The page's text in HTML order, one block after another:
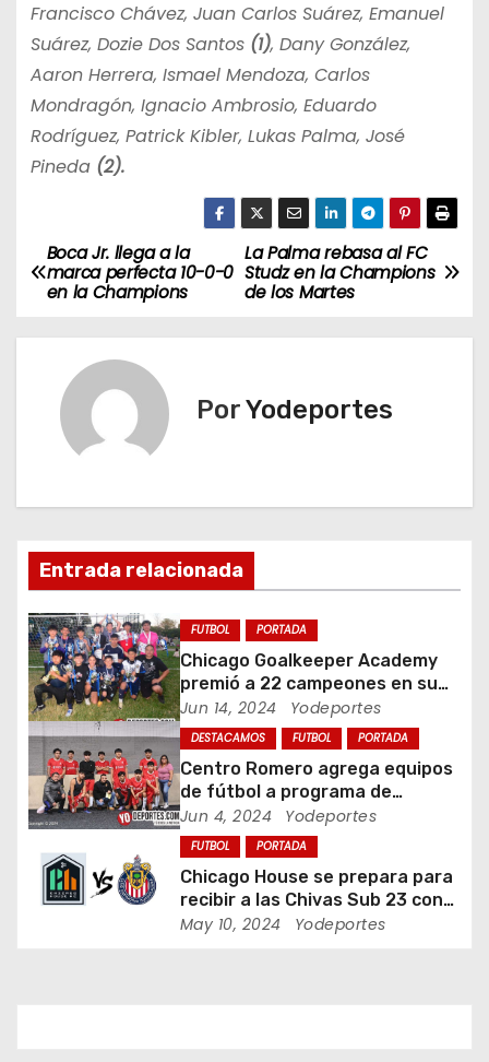
Francisco Chávez, Juan Carlos Suárez, Emanuel
Suárez, Dozie Dos Santos (1), Dany González,
Aaron Herrera, Ismael Mendoza, Carlos
Mondragón, Ignacio Ambrosio, Eduardo
Rodríguez, Patrick Kibler, Lukas Palma, José
Pineda (2).
N
a
c
i
ó
n
d
e
e
n
t
La Palma rebasa al FC
Studz en la Champions
de los Martes
Boca Jr. llega a la
marca perfecta 10-0-0
en la Champions
PorYodeportes
Entrada relacionada
FUTBOL PORTADA
Chicago Goalkeeper Academy
premió a 22 campeones en su
torneo de porteros
Jun 14, 2024 Yodeportes
DESTACAMOS FUTBOL PORTADA
Centro Romero agrega equipos
de fútbol a programa de
jóvenes en Chicago
Jun 4, 2024 Yodeportes
FUTBOL PORTADA
Chicago House se prepara para
recibir a las Chivas Sub 23 con
visorias incluidas
May 10, 2024 Yodeportes